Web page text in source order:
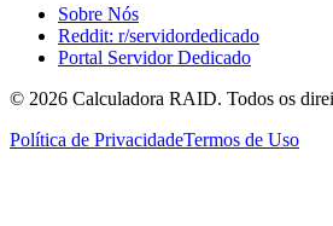
Sobre Nós
Reddit: r/servidordedicado
Portal Servidor Dedicado
© 2026 Calculadora RAID. Todos os
Política de PrivacidadeTermos de Uso